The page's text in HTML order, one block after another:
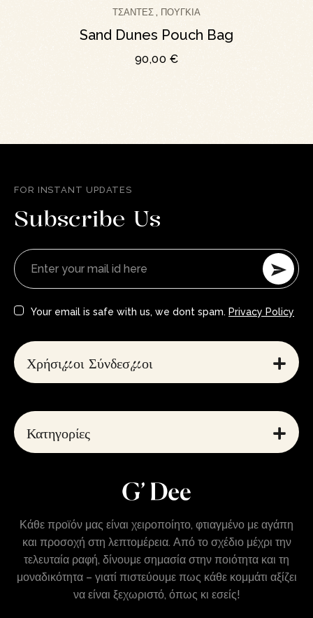
ΤΣΆΝΤΕΣ, ΠΟΥΓΚΊΑ
Sand Dunes Pouch Bag
90,00 €
FOR INSTANT UPDATES
Subscribe Us
Your email is safe with us, we dont spam. Privacy Policy
Χρήσιμοι Σύνδεσμοι
Κατηγορίες
Κάθε προϊόν μας είναι χειροποίητο, φτιαγμένο με αγάπη
και προσοχή στη λεπτομέρεια. Από το σχέδιο μέχρι την
τελευταία ραφή, δίνουμε σημασία στην ποιότητα και τη
μοναδικότητα – γιατί πιστεύουμε πως κάθε κομμάτι αξίζει
να είναι ξεχωριστό, όπως κι εσείς!